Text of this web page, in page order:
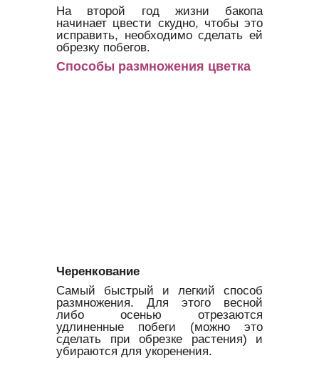
На второй год жизни бакопа
начинает цвести скудно, чтобы это
исправить, необходимо сделать ей
обрезку побегов.
Способы размножения цветка
Черенкование
Самый быстрый и легкий способ
размножения. Для этого весной
либо осенью отрезаются
удлиненные побеги (можно это
сделать при обрезке растения) и
убираются для укоренения.